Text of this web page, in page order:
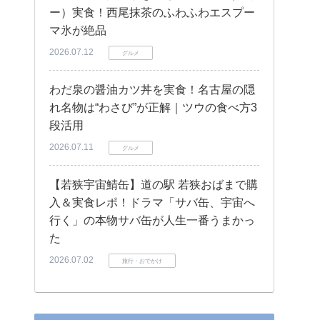
ー）実食！西尾抹茶のふわふわエスプー
マ氷が絶品
2026.07.12 グルメ
わだ泉の醤油カツ丼を実食！名古屋の隠
れ名物は“わさび”が正解｜ツウの食べ方3
段活用
2026.07.11 グルメ
【若狭宇宙鯖缶】道の駅 若狭おばまで購
入＆実食レポ！ドラマ「サバ缶、宇宙へ
行く」の本物サバ缶が人生一番うまかっ
た
2026.07.02 旅行・おでかけ